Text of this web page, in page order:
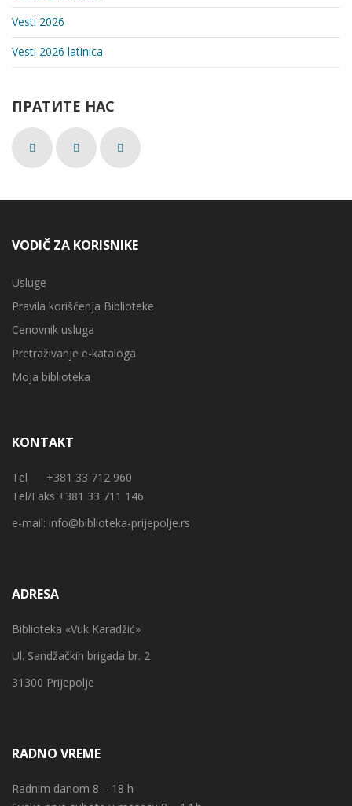
Vesti 2026
Vesti 2026 latinica
ПРАТИТЕ НАС
VODIČ ZA KORISNIKE
Usluge
Pravila korišćenja Biblioteke
Cenovnik usluga
Pretraživanje e-kataloga
Moja biblioteka
KONTAKT
Tel +381 33 712 960
Tel/Faks +381 33 711 146
e-mail: info@biblioteka-prijepolje.rs
ADRESA
Biblioteka «Vuk Karadžić»
Ul. Sandžačkih brigada br. 2
31300 Prijepolje
RADNO VREME
Radnim danom 8 – 18 h